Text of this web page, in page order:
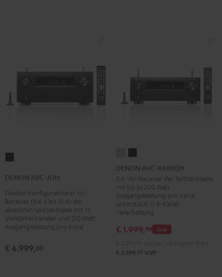
A1H
Schwarz
DENON AVC-A1H
Flexibel konfigurierbarer AV-
Receiver (9.4.6 bis 15.4) der
absoluten Spitzenklasse mit 15
Verstärkerkanälen und 210 Watt
Ausgangsleistung pro Kanal
€ 6.999,00
AVC-
X4800H
Premium
Silber
AVC-
X4800H
Schwarz
DENON AVC-X4800H
9.4 -AV-Receiver der Spitzenklasse
mit bis zu 200 Watt
Ausgangsleistung pro Kanal,
unterstützt 11.4-Kanal-
Verarbeitung
Deal
€ 1.999,99
€ 2.599, 00 UVP